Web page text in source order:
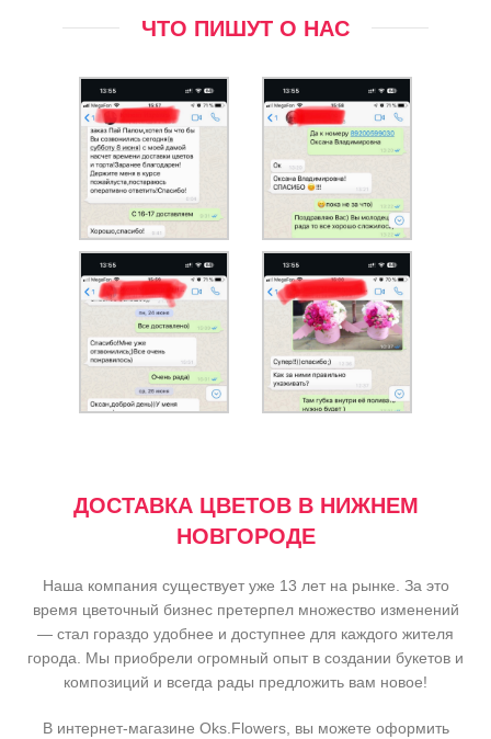
ЧТО ПИШУТ О НАС
ДОСТАВКА ЦВЕТОВ В НИЖНЕМ
НОВГОРОДЕ
Наша компания существует уже 13 лет на рынке. За это
время цветочный бизнес претерпел множество изменений
— стал гораздо удобнее и доступнее для каждого жителя
города. Мы приобрели огромный опыт в создании букетов и
композиций и всегда рады предложить вам новое!
В интернет-магазине Oks.Flowers, вы можете оформить